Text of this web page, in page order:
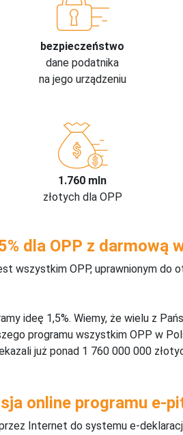
bezpieczeństwo
dane podatnika
na jego urządzeniu
1.760 mln
złotych dla OPP
dla OPP z darmową
wszystkim OPP, uprawnionym do
ideę 1,5%. Wiemy, że wielu z
programu wszystkim OPP w
już ponad 1 760 000 000
online programu e-
Internet do systemu e-